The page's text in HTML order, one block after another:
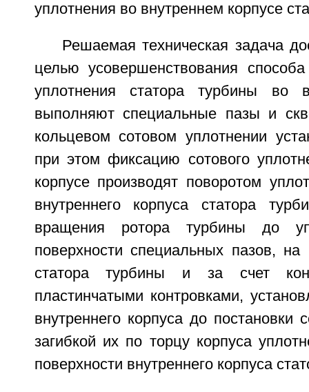
уплотнения во внутреннем корпусе
Решаемая техническая задача
целью усовершенствования
уплотнения статора турбины во
выполняют специальные пазы и
кольцевом сотовом уплотнении
при этом фиксацию сотового
корпусе производят поворотом
внутреннего корпуса статора
вращения ротора турбины до
поверхности специальных пазов, на
статора турбины и за счет
пластинчатыми контровками,
внутреннего корпуса до постановки
загибкой их по торцу корпуса
поверхности внутреннего корпуса